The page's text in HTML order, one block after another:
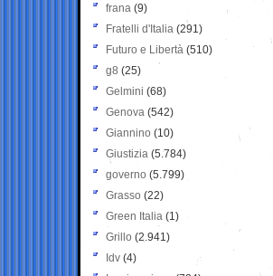
frana (9)
Fratelli d'Italia (291)
Futuro e Libertà (510)
g8 (25)
Gelmini (68)
Genova (542)
Giannino (10)
Giustizia (5.784)
governo (5.799)
Grasso (22)
Green Italia (1)
Grillo (2.941)
Idv (4)